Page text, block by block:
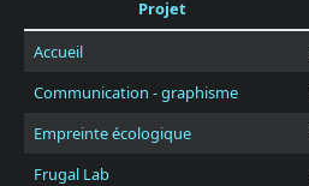
Projet
Accueil
Communication - graphisme
Empreinte écologique
Frugal Lab